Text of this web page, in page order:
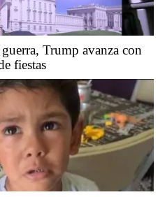
Trump avanza con
fiestas